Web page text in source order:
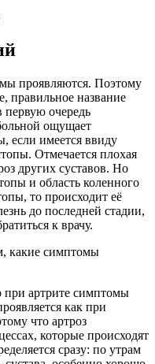
проявляются. Поэтому
правильное название
первую очередь
ощущает
если имеется ввиду
Отмечается плохая
других суставов. Но
и область коленного
то происходит её
до последней стадии,
к врачу.
при артрите симптомы
как при
что артроз
которые происходят
сразу: по утрам